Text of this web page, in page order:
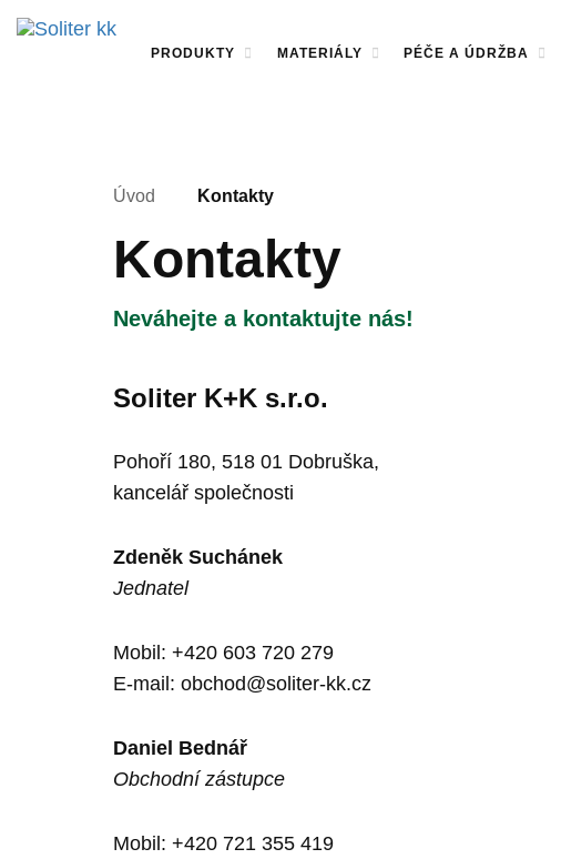
PRODUKTY MATERIÁLY PÉČE A ÚDRŽBA
Úvod Kontakty
Kontakty
Neváhejte a kontaktujte nás!
Soliter K+K s.r.o.
Pohoří 180, 518 01 Dobruška,
kancelář společnosti
Zdeněk Suchánek
Jednatel
Mobil: +420 603 720 279
E-mail: obchod@soliter-kk.cz
Daniel Bednář
Obchodní zástupce
Mobil: +420 721 355 419